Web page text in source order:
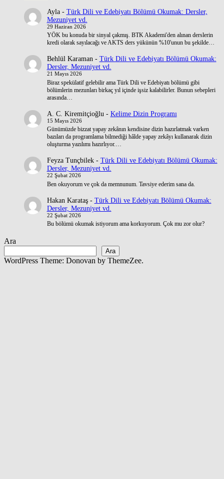
Ayla- Türk Dili ve Edebiyatı Bölümü Okumak: Dersler,
Mezuniyet vd.
29 Haziran 2026
YÖK bu konuda bir sinyal çakmış. BTK Akademi'den alınan derslerin
kredi olarak sayılacağı ve AKTS ders yükünün %10'unun bu şekilde…
Behlül Karaman- Türk Dili ve Edebiyatı Bölümü Okumak:
Dersler, Mezuniyet vd.
21 Mayıs 2026
Biraz spekülatif gelebilir ama Türk Dili ve Edebiyatı bölümü gibi
bölümlerin mezunları birkaç yıl içinde işsiz kalabilirler. Bunun sebepleri
arasında…
A. C. Kiremitçioğlu - Kelime Dizin Programı
15 Mayıs 2026
Günümüzde bizzat yapay zekânın kendisine dizin hazırlatmak varken
bazıları da programlama bilmediği hâlde yapay zekâyı kullanarak dizin
oluşturma yazılımı hazırlıyor.…
Feyza Tunçbilek- Türk Dili ve Edebiyatı Bölümü Okumak:
Dersler, Mezuniyet vd.
22 Şubat 2026
Ben okuyorum ve çok da memnunum. Tavsiye ederim sana da.
Hakan Karataş- Türk Dili ve Edebiyatı Bölümü Okumak:
Dersler, Mezuniyet vd.
22 Şubat 2026
Bu bölümü okumak istiyorum ama korkuyorum. Çok mu zor olur?
Ara
Ara
WordPress Theme: Donovan by ThemeZee.